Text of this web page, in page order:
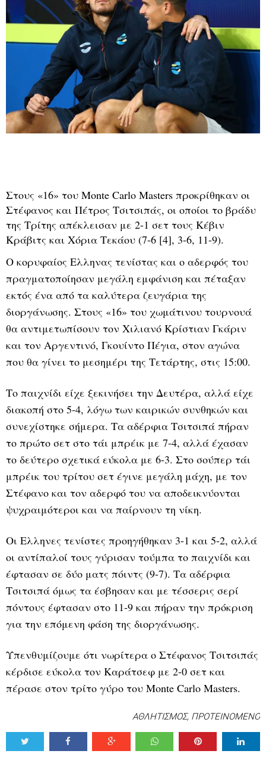
Στους «16» του Monte Carlo Masters προκρίθηκαν οι
Στέφανος και Πέτρος Τσιτσιπάς, οι οποίοι το βράδυ
της Τρίτης απέκλεισαν με 2-1 σετ τους Kέβιν
Κράβιτς και Χόρια Τεκάου (7-6 [4], 3-6, 11-9).
Ο κορυφαίος Ελληνας τενίστας και ο αδερφός του
πραγματοποίησαν μεγάλη εμφάνιση και πέταξαν
εκτός ένα από τα καλύτερα ζευγάρια της
διοργάνωσης. Στους «16» του χωμάτινου τουρνουά
θα αντιμετωπίσουν τον Χιλιανό Κρίστιαν Γκάριν
και τον Αργεντινό, Γκουίντο Πέγια, στον αγώνα
που θα γίνει το μεσημέρι της Τετάρτης, στις 15:00.
Το παιχνίδι είχε ξεκινήσει την Δευτέρα, αλλά είχε
διακοπή στο 5-4, λόγω των καιρικών συνθηκών και
συνεχίστηκε σήμερα. Τα αδέρφια Τσιτσιπά πήραν
το πρώτο σετ στο τάι μπρέικ με 7-4, αλλά έχασαν
το δεύτερο σχετικά εύκολα με 6-3. Στο σούπερ τάι
μπρέικ του τρίτου σετ έγινε μεγάλη μάχη, με τον
Στέφανο και τον αδερφό του να αποδεικνύονται
ψυχραιμότεροι και να παίρνουν τη νίκη.
Οι Ελληνες τενίστες προηγήθηκαν 3-1 και 5-2, αλλά
οι αντίπαλοί τους γύρισαν τούμπα το παιχνίδι και
έφτασαν σε δύο ματς πόιντς (9-7). Τα αδέρφια
Τσιτσιπά όμως τα έσβησαν και με τέσσερις σερί
πόντους έφτασαν στο 11-9 και πήραν την πρόκριση
για την επόμενη φάση της διοργάνωσης.
Υπενθυμίζουμε ότι νωρίτερα ο Στέφανος Τσιτσιπάς
κέρδισε εύκολα τον Καράτσεφ με 2-0 σετ και
πέρασε στον τρίτο γύρο του Monte Carlo Masters.
ΑΘΛΗΤΙΣΜΟΣ, ΠΡΟΤΕΙΝΟΜΕΝΟ